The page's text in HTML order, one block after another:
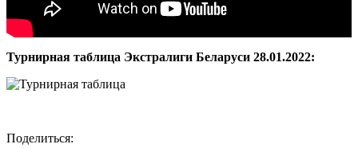
Турнирная таблица Экстралиги Беларуси 28.01.2022:
Поделиться: